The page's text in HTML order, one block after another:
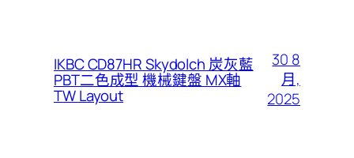
IKBC CD87HR Skydolch 炭灰藍
PBT二色成型 機械鍵盤 MX軸
TW Layout
30 8
月,
2025